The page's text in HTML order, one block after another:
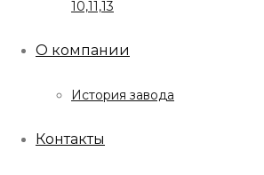
10,11,13
О компании
История завода
Контакты